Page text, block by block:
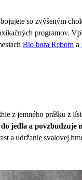
so zvýšeným
programov.
Bio bora Reborn a
z jemného prášku z
jedla a povzbudzuje
a udržanie svalovej